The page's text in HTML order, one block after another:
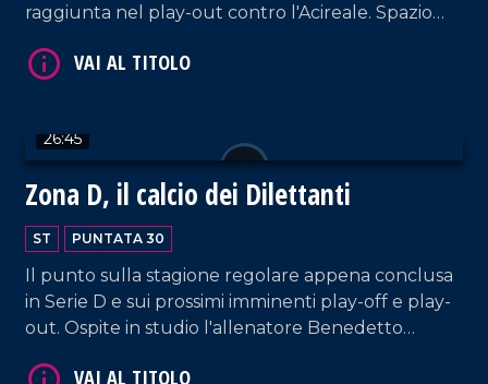
raggiunta nel play-out contro l'Acireale. Spazio
Club Palermo e vola in finale contro la Nissa.
26:45
Zona D, il calcio dei Dilettanti
ST PUNTATA 30
Il punto sulla stagione regolare appena conclusa
in Serie D e sui prossimi imminenti play-off e play-
out. Ospite in studio l'allenatore Benedetto
VAI AL TITOLO